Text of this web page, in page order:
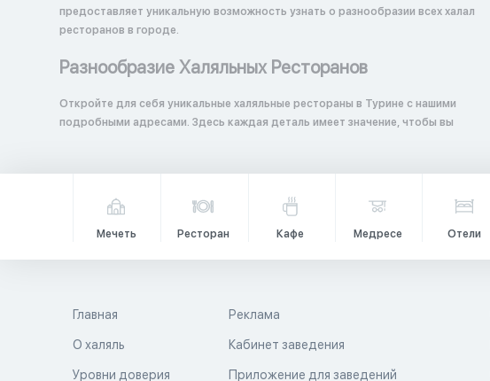
предоставляет уникальную возможность узнать о разнообразии всех халал
ресторанов в городе.
Разнообразие Халяльных Ресторанов
Откройте для себя уникальные халяльные рестораны в Турине с нашими
подробными адресами. Здесь каждая деталь имеет значение, чтобы вы
Мечеть Ресторан Кафе Медресе Отели
Главная
О халяль
Уровни доверия
Реклама
Кабинет заведения
Приложение для заведений